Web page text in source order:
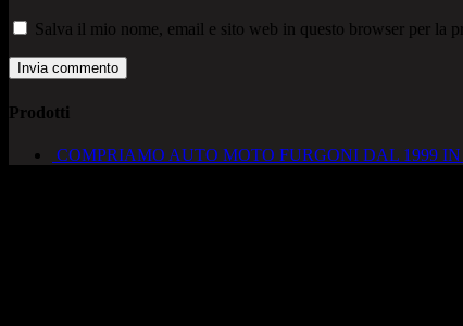
Salva il mio nome, email e sito web in questo browser per la
Prodotti
COMPRIAMO AUTO MOTO FURGONI DAL 1999